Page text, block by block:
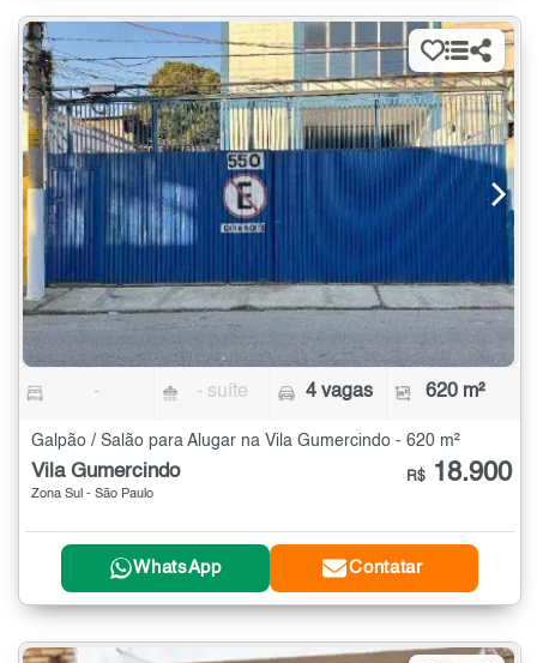
- - suíte 4 vagas 620 m²
Galpão / Salão para Alugar na Vila Gumercindo - 620 m²
Vila Gumercindo
Zona Sul - São Paulo
R$ 18.900
WhatsApp Contatar